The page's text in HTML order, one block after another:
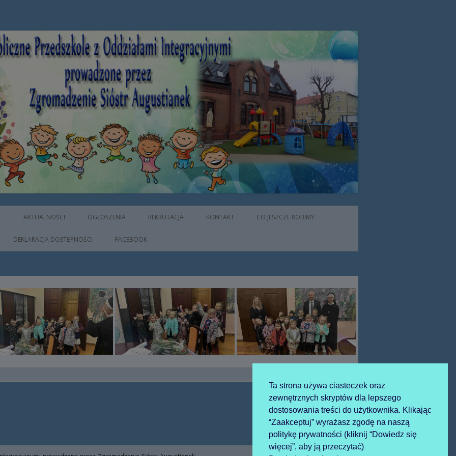
Oddziałami Integracyjnymi prowadzone przez Zgromadzenie Sióstr
AKTUALNOŚCI OGŁOSZENIA REKRUTACJA KONTAKT CO JESZCZE ROBIMY
DEKLARACJA DOSTĘPNOŚCI FACEBOOK
Następny
artykół:
20241219 wigilia
Ta strona używa ciasteczek oraz
zewnętrznych skryptów dla lepszego
dostosowania treści do użytkownika. Klikając
“Zaakceptuj” wyrażasz zgodę na naszą
politykę prywatności (kliknij “Dowiedz się
więcej”, aby ją przeczytać)